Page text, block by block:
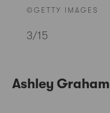
©GETTY IMAGES
3/15
Ashley Graham